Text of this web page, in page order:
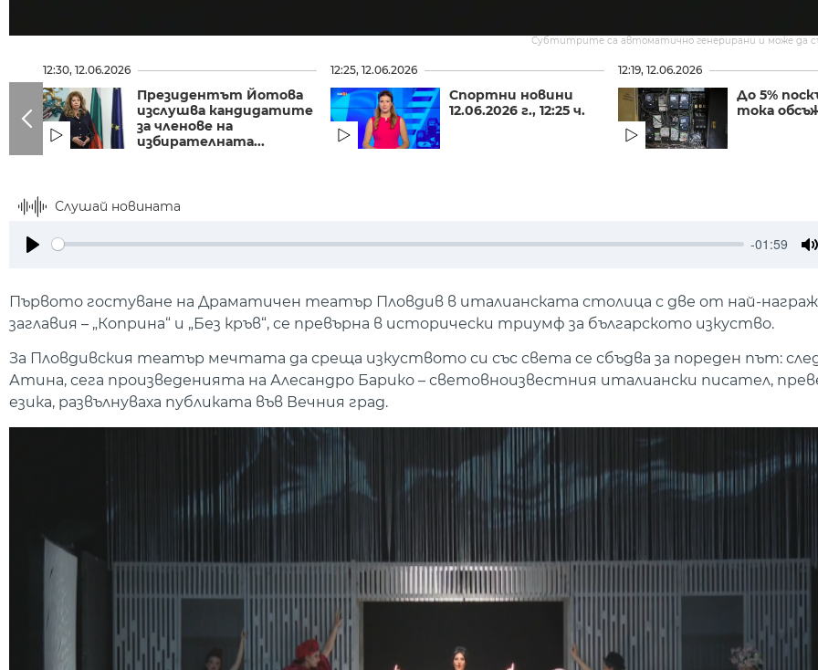
Субтитрите са автоматично генерирани и може да
12:30, 12.06.2026
Президентът Йотова
изслушва кандидатите
за членове на
избирателната...
12:25, 12.06.2026
Спортни новини
12.06.2026 г., 12:25 ч.
12:19, 12.06.2026
До 5%
тока
Слушай новината
-01:59
Първото гостуване на Драматичен театър Пловдив в италианската столица с две от най-
заглавия – „Коприна“ и „Без кръв“, се превърна в исторически триумф за българското изкуство.
За Пловдивския театър мечтата да среща изкуството си със света се сбъдва за пореден път:
Атина, сега произведенията на Алесандро Барико – световноизвестния италиански писател,
езика, развълнуваха публиката във Вечния град.